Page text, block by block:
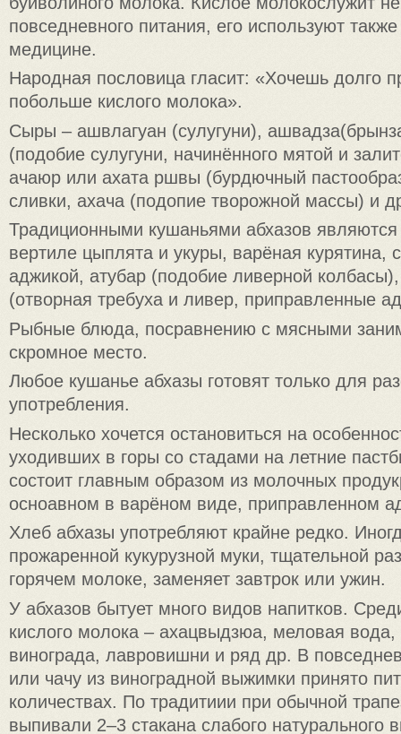
повседневного питания, его используют
медицине.
Народная пословица гласит: «Хочешь долго
побольше кислого молока».
Сыры – ашвлагуан (сулугуни),
(подобие сулугуни, начинённого мятой и
ачаюр или ахата ршвы (бурдючный
сливки, ахача (подопие творожной массы) и
Традиционными кушаньями абхазов
вертиле цыплята и укуры, варёная курятина,
аджикой, атубар (подобие ливерной
(отворная требуха и ливер, приправленные
Рыбные блюда, посравнению с мясными
скромное место.
Любое кушанье абхазы готовят только для
употребления.
Несколько хочется остановиться на
уходивших в горы со стадами на летние
состоит главным образом из молочных
осноавном в варёном виде, приправленном
Хлеб абхазы употребляют крайне редко.
прожаренной кукурузной муки, тщательной
горячем молоке, заменяет завтрок или ужин.
У абхазов бытует много видов напитков.
кислого молока – ахацвыдзюа, меловая вода,
винограда, лавровишни и ряд др. В
или чачу из виноградной выжимки принято
количествах. По традитиии при обычной
выпивали 2–3 стакана слабого натурального